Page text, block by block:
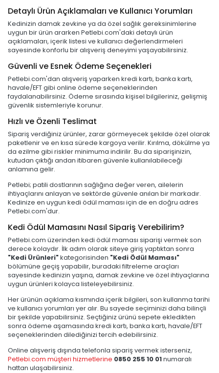
Detaylı Ürün Açıklamaları ve Kullanıcı Yorumları
Kedinizin damak zevkine ya da özel sağlık gereksinimlerine
uygun bir ürün ararken Petlebi.com'daki detaylı ürün
açıklamaları, içerik listesi ve kullanıcı değerlendirmeleri
sayesinde konforlu bir alışveriş deneyimi yaşayabilirsiniz.
Güvenli ve Esnek Ödeme Seçenekleri
Petlebi.com'dan alışveriş yaparken kredi kartı, banka kartı,
havale/EFT gibi online ödeme seçeneklerinden
faydalanabilirsiniz. Ödeme sırasında kişisel bilgileriniz, gelişmiş
güvenlik sistemleriyle korunur.
Hızlı ve Özenli Teslimat
Sipariş verdiğiniz ürünler, zarar görmeyecek şekilde özel olarak
paketlenir ve en kısa sürede kargoya verilir. Kırılma, dökülme ya
da ezilme gibi riskler minimuma indirilir. Bu da siparişinizin,
kutudan çıktığı andan itibaren güvenle kullanılabileceği
anlamına gelir.
Petlebi; patili dostlarının sağlığına değer veren, ailelerin
ihtiyaçlarını anlayan ve sektörde güvenle anılan bir markadır.
Kedinize en uygun kedi ödül maması için de en doğru adres
Petlebi.com'dur.
Kedi Ödül Mamasını Nasıl Sipariş Verebilirim?
Petlebi.com üzerinden kedi ödül maması siparişi vermek son
derece kolaydır. İlk adım olarak siteye giriş yaptıktan sonra
"Kedi Ürünleri"kategorisinden "Kedi Ödül Maması"
bölümüne geçiş yapabilir, buradaki filtreleme araçları
sayesinde kedinizin yaşına, damak zevkine ve özel ihtiyaçlarına
uygun ürünleri kolayca listeleyebilirsiniz.
Her ürünün açıklama kısmında içerik bilgileri, son kullanma tarihi
ve kullanıcı yorumları yer alır. Bu sayede seçiminizi daha bilinçli
bir şekilde yapabilirsiniz. Seçtiğiniz ürünü sepete ekledikten
sonra ödeme aşamasında kredi kartı, banka kartı, havale/EFT
seçeneklerinden dilediğinizi tercih edebilirsiniz.
Online alışveriş dışında telefonla sipariş vermek isterseniz,
Petlebi.com müşteri hizmetlerine 0850 255 10 01numaralı
hattan ulaşabilirsiniz.